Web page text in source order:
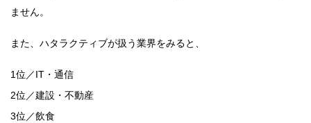
ません。
また、ハタラクティブが扱う業界をみると、
1位／IT・通信
2位／建設・不動産
3位／飲食